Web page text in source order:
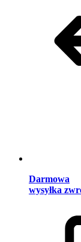
Darmowa
wysyłka